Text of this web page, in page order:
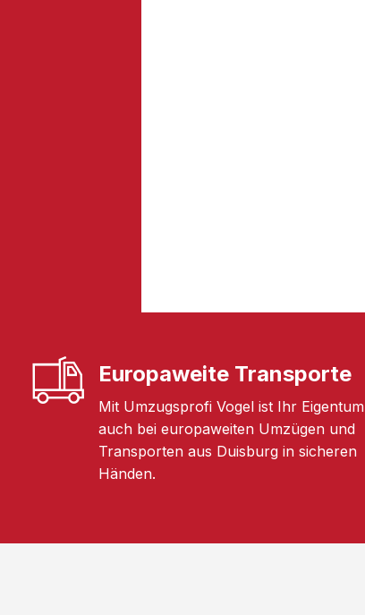
Europaweite Transporte
Mit Umzugsprofi Vogel ist Ihr Eigentum
auch bei europaweiten Umzügen und
Transporten aus Duisburg in sicheren
Händen.